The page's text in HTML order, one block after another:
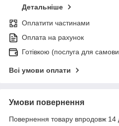
Детальніше
Оплатити частинами
Оплата на рахунок
Готівкою (послуга для
Всі умови оплати
Умови повернення
Повернення товару впродовж 14